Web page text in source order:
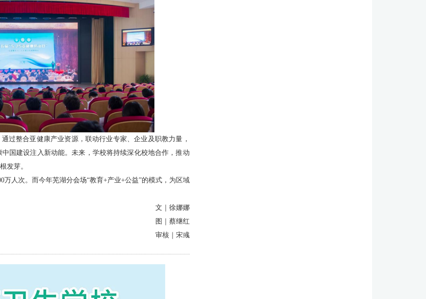
过整合亚健康产业资源，联动行业专家、企业及职教力量，
国建设注入新动能。未来， 学校将持续深化校地合作，推动
发芽。
万人次。而今年芜湖分会场“教育+产业+公益”的模式，为区域
文｜徐娜娜
图｜蔡继红
审核｜宋彧